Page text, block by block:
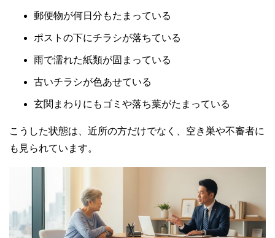
郵便物が何日分もたまっている
ポストの下にチラシが落ちている
雨で濡れた紙類が固まっている
古いチラシが色あせている
玄関まわりにもゴミや落ち葉がたまっている
こうした状態は、近所の方だけでなく、空き巣や不審者に
も見られています。